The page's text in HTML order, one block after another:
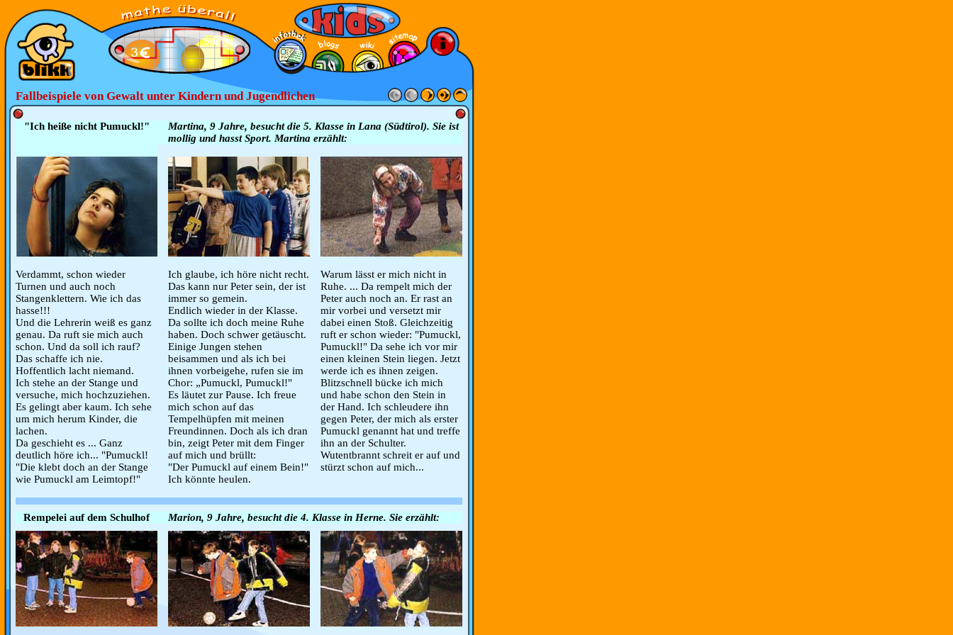
Fallbeispiele von Gewalt unter Kindern und Jugendlichen
"Ich heiße nicht Pumuckl!"
Martina, 9 Jahre, besucht die 5. Klasse in Lana (Südtirol). Sie ist
mollig und hasst Sport. Martina erzählt:
Verdammt, schon wieder
Turnen und auch noch
Stangenklettern. Wie ich das
hasse!!!
Und die Lehrerin weiß es ganz
genau. Da ruft sie mich auch
schon. Und da soll ich rauf?
Das schaffe ich nie.
Hoffentlich lacht niemand.
Ich stehe an der Stange und
versuche, mich hochzuziehen.
Es gelingt aber kaum. Ich sehe
um mich herum Kinder, die
lachen.
Da geschieht es ... Ganz
deutlich höre ich... "Pumuckl!
"Die klebt doch an der Stange
wie Pumuckl am Leimtopf!"
Ich glaube, ich höre nicht recht.
Das kann nur Peter sein, der ist
immer so gemein.
Endlich wieder in der Klasse.
Da sollte ich doch meine Ruhe
haben. Doch schwer getäuscht.
Einige Jungen stehen
beisammen und als ich bei
ihnen vorbeigehe, rufen sie im
Chor: „Pumuckl, Pumuckl!"
Es läutet zur Pause. Ich freue
mich schon auf das
Tempelhüpfen mit meinen
Freundinnen. Doch als ich dran
bin, zeigt Peter mit dem Finger
auf mich und brüllt:
"Der Pumuckl auf einem Bein!"
Ich könnte heulen.
Warum lässt er mich nicht in
Ruhe. ... Da rempelt mich der
Peter auch noch an. Er rast an
mir vorbei und versetzt mir
dabei einen Stoß. Gleichzeitig
ruft er schon wieder: "Pumuckl,
Pumuckl!" Da sehe ich vor mir
einen kleinen Stein liegen. Jetzt
werde ich es ihnen zeigen.
Blitzschnell bücke ich mich
und habe schon den Stein in
der Hand. Ich schleudere ihn
gegen Peter, der mich als erster
Pumuckl genannt hat und treffe
ihn an der Schulter.
Wutentbrannt schreit er auf und
stürzt schon auf mich...
Rempelei auf dem Schulhof Marion, 9 Jahre, besucht die 4. Klasse in Herne. Sie erzählt: